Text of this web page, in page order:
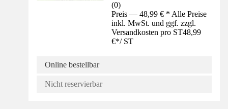
(0)
Preis — 48,99 € * Alle Preise
inkl. MwSt. und ggf. zzgl.
Versandkosten pro ST48,99
€*/ ST
Online bestellbar
Nicht reservierbar